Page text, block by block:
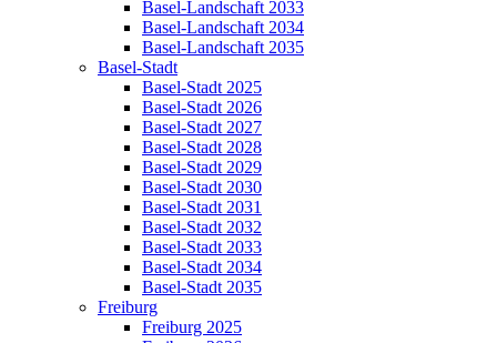
Basel-Landschaft 2033
Basel-Landschaft 2034
Basel-Landschaft 2035
Basel-Stadt
Basel-Stadt 2025
Basel-Stadt 2026
Basel-Stadt 2027
Basel-Stadt 2028
Basel-Stadt 2029
Basel-Stadt 2030
Basel-Stadt 2031
Basel-Stadt 2032
Basel-Stadt 2033
Basel-Stadt 2034
Basel-Stadt 2035
Freiburg
Freiburg 2025